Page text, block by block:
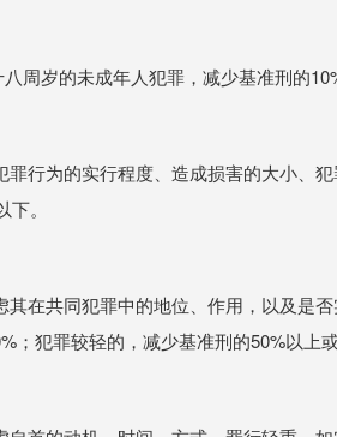
周岁的未成年人犯罪，减少基准刑的
罪行为的实行程度、造成损害的大小、
。
其在共同犯罪中的地位、作用，以及是
；犯罪较轻的，减少基准刑的50%以上